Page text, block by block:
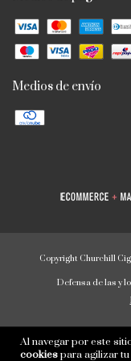
Al navegar por este
cookiespara agilizar
Medios de envío
Copyright Churchill
Defensa de las y